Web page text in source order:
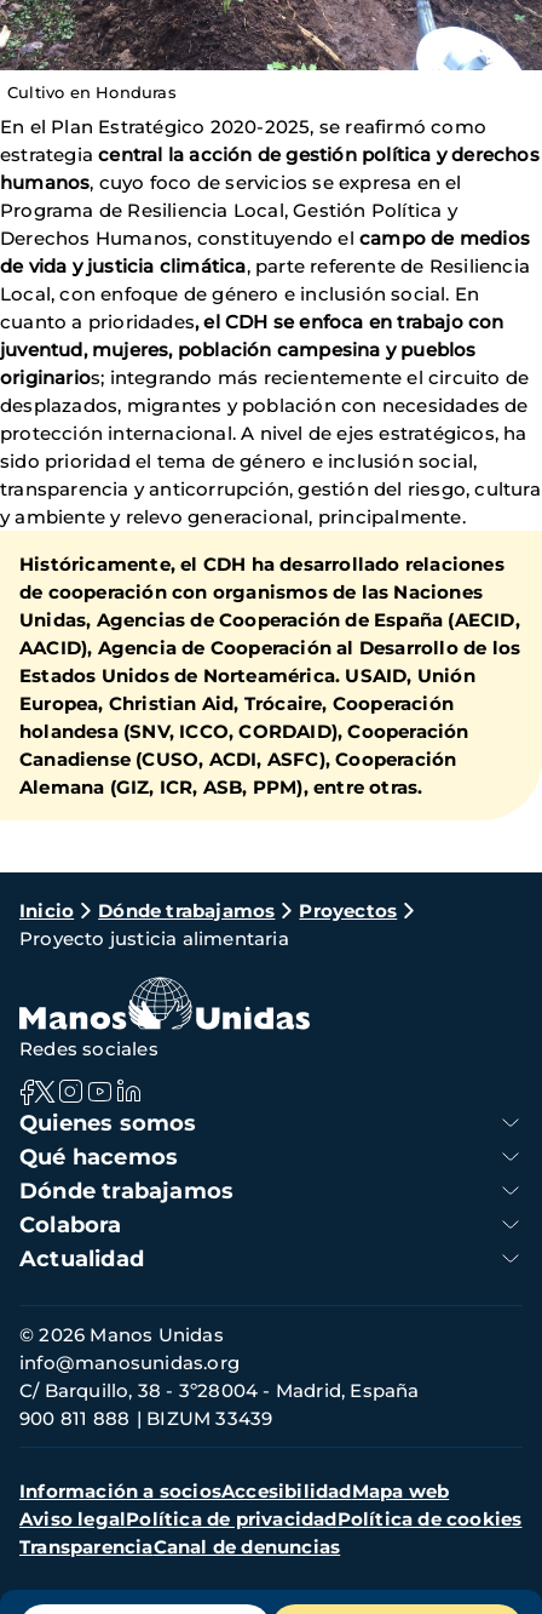
Cultivo en Honduras
En el Plan Estratégico 2020-2025, se reafirmó como
estrategiacentral la acción de gestión política y derechos
humanos, cuyo foco de servicios se expresa en el
Programa de Resiliencia Local, Gestión Política y
Derechos Humanos, constituyendo el campo de medios
de vida y justicia climática, parte referente de Resiliencia
Local, con enfoque de género e inclusión social. En
cuanto a prioridades, el CDH se enfoca en trabajo con
juventud, mujeres, población campesina y pueblos
originarios; integrando más recientemente el circuito de
desplazados, migrantes y población con necesidades de
protección internacional. A nivel de ejes estratégicos, ha
sido prioridad el tema de género e inclusión social,
transparencia y anticorrupción, gestión del riesgo, cultura
y ambiente y relevo generacional, principalmente.
Históricamente, el CDH ha desarrollado relaciones
de cooperación con organismos de las Naciones
Unidas, Agencias de Cooperación de España (AECID,
AACID), Agencia de Cooperación al Desarrollo de los
Estados Unidos de Norteamérica. USAID, Unión
Europea, Christian Aid, Trócaire, Cooperación
holandesa (SNV, ICCO, CORDAID), Cooperación
Canadiense (CUSO, ACDI, ASFC), Cooperación
Alemana (GIZ, ICR, ASB, PPM), entre otras.
Ruta
de
navegación
Inicio Dónde trabajamos
Proyectos
Proyecto justicia alimentaria
Navegación
principal
Quienes somos
Qué hacemos
Dónde trabajamos
Colabora
Actualidad
Redes sociales
Información
de
contacto
© 2026 Manos Unidas
C/ Barquillo, 38 - 3º28004 - Madrid, España
900 811 888
BIZUM 33439
info@manosunidas.org
Menú
secundario
Información a sociosAccesibilidadMapa web
Aviso legalPolítica de privacidadPolítica de cookies
TransparenciaCanal de denuncias